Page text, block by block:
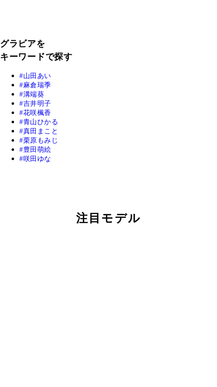
グラビアを
キーワードで探す
山田あい
麻倉瑞季
溝端葵
吉井明子
花咲楓香
青山ひかる
真田まこと
栗原もみじ
豊田萌絵
咲田ゆな
注目モデル